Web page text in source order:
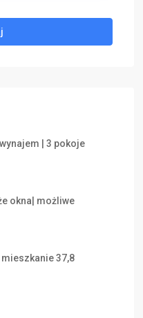
| 3 pokoje
okna| możliwe
37,8